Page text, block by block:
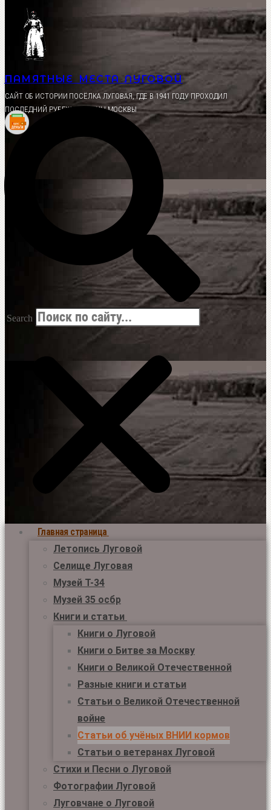
Перейти
содержимому
ПАМЯТНЫЕ МЕСТА ЛУГОВОЙ
CАЙТ ОБ ИСТОРИИ ПОСЁЛКА ЛУГОВАЯ, ГДЕ В 1941 ГОДУ ПРОХОДИЛ
ПОСЛЕДНИЙ РУБЕЖ ОБОРОНЫ МОСКВЫ
Search
Главная страница
Летопись Луговой
Селище Луговая
Музей Т-34
Музей 35 осбр
Книги и статьи
Книги о Луговой
Книги о Битве за Москву
Книги о Великой Отечественной
Разные книги и статьи
Статьи о Великой Отечественной
войне
Статьи об учёных ВНИИ кормов
Статьи о ветеранах Луговой
Стихи и Песни о Луговой
Фотографии Луговой
Луговчане о Луговой